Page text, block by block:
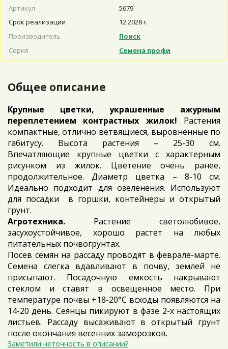
Артикул
5679
Срок реализации
12.2028 г.
Производитель
Поиск
Серия
Семена профи
Общее описание
Крупные цветки, украшенные ажурным
переплетением контрастных жилок! Растения
компактные, отлично ветвящиеся, выровненные по
габитусу. Высота растения – 25-30 см.
Впечатляющие крупные цветки с характерным
рисунком из жилок. Цветение очень ранее,
продолжительное. Диаметр цветка – 8-10 см.
Идеально подходит для озеленения. Используют
для посадки в горшки, контейнеры и открытый
грунт.
Агротехника. Растение светолюбивое,
засухоустойчивое, хорошо растет на любых
питательных почвогрунтах.
Посев семян на рассаду проводят в феврале-марте.
Семена слегка вдавливают в почву, землей не
присыпают. Посадочную емкость накрывают
стеклом и ставят в освещенное место. При
температуре почвы +18-20°C всходы появляются на
14-20 день. Сеянцы пикируют в фазе 2-х настоящих
листьев. Рассаду высаживают в открытый грунт
после окончания весенних заморозков.
Заметили неточность в описании?